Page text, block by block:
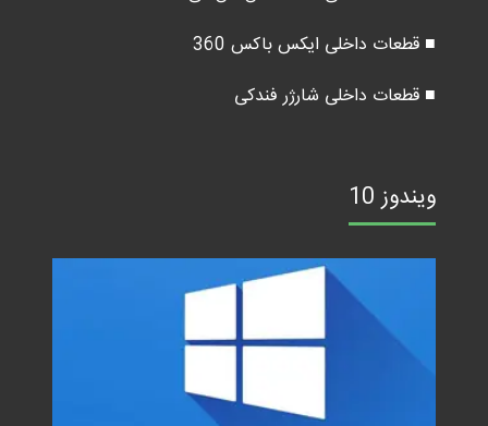
■ قطعات داخلی ایکس باکس 360
■ قطعات داخلی شارژر فندکی
ویندوز 10